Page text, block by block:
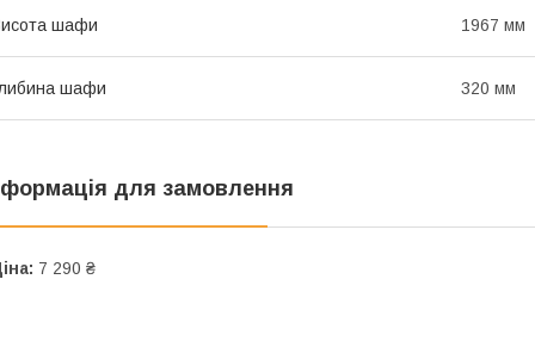
шафи 1967 мм
шафи 320 мм
для замовлення
7 290 ₴